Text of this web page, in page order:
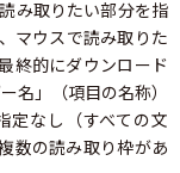
み取りたい部分を指
マウスで読み取りた
終的にダウンロード
名」（項目の名称）
定なし（すべての文
数の読み取り枠があ